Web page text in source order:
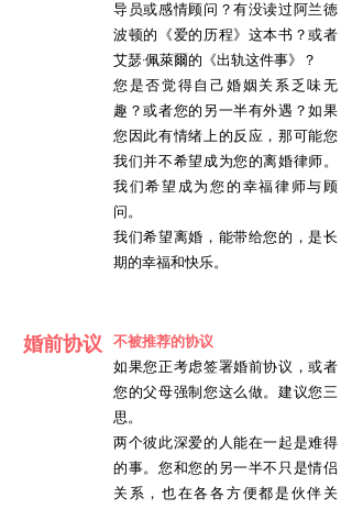
导员或感情顾问？有没读过阿兰徳
波顿的《爱的历程》这本书？或者
艾瑟·佩萊爾的《出轨这件事》？
您是否觉得自己婚姻关系乏味无
趣？或者您的另一半有外遇？如果
您因此有情绪上的反应，那可能您
我们并不希望成为您的离婚律师。
我们希望成为您的幸福律师与顾
问。
我们希望离婚，能带给您的，是长
期的幸福和快乐。
婚前协议
不被推荐的协议
如果您正考虑签署婚前协议，或者
您的父母强制您这么做。建议您三
思。
两个彼此深爱的人能在一起是难得
的事。您和您的另一半不只是情侣
关系，也在各各方便都是伙伴关